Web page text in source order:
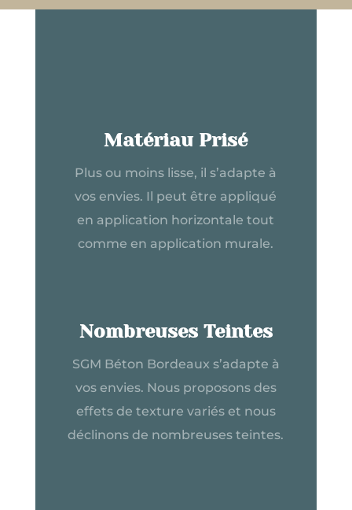
Matériau Prisé
Plus ou moins lisse, il s’adapte à
vos envies. Il peut être appliqué
en application horizontale tout
comme en application murale.
Nombreuses Teintes
SGM Béton Bordeaux s’adapte à
vos envies. Nous proposons des
effets de texture variés et nous
déclinons de nombreuses teintes.